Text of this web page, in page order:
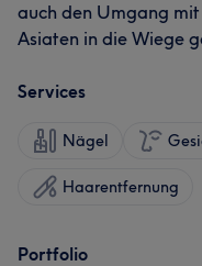
auch den Umgang
Asiaten in die Wiege
Services
Nägel
Haarentfernung
Portfolio